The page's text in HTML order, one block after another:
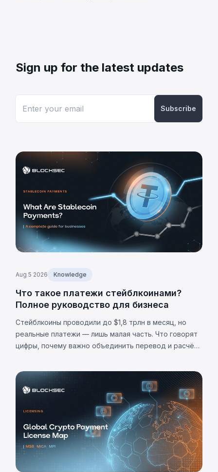
Sign up for the latest updates
Subscribe
Aug 5 2026 Knowledge
Что такое платежи стейблкоинами?
Полное руководство для бизнеса
Стейблкоины проводили до $1,8 трлн в месяц, но
реальные платежи — лишь малая часть. Что говорят
цифры, почему важно объединить перевод и расчёт,